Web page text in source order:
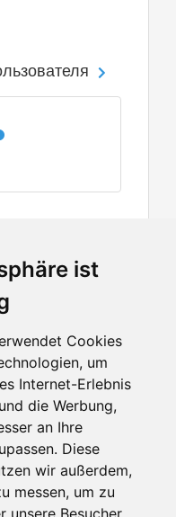
ist
Cookies
um
Internet-Erlebnis
die Werbung,
an Ihre
Diese
wir außerdem,
messen, um zu
unsere Besucher